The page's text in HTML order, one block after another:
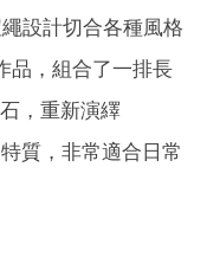
設計切合各種風格
品，組合了一排長
，重新演繹
質，非常適合日常